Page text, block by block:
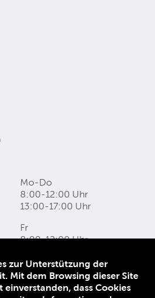
Mo-Do
8:00-12:00 Uhr
13:00-17:00 Uhr
Fr
8:00-12:00 Uhr
zur Unterstützung der
Mit dem Browsing dieser Site
einverstanden, dass Cookies